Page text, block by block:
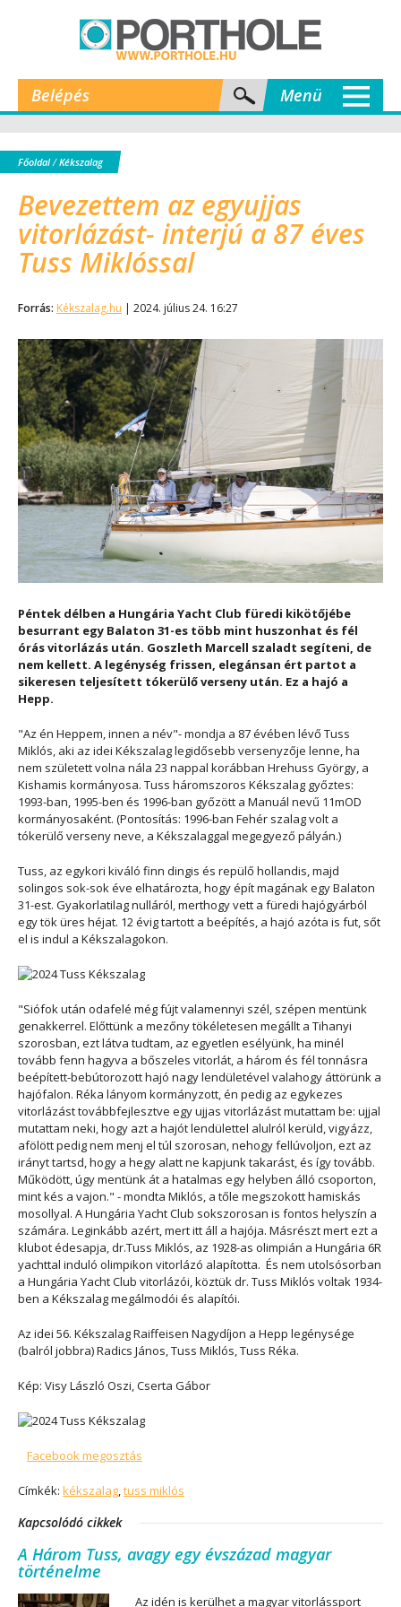
Belépés Menü
Főoldal/Kékszalag
Bevezettem az egyujjas
vitorlázást- interjú a 87 éves
Tuss Miklóssal
Forrás: Kékszalag.hu | 2024. július 24. 16:27
Péntek délben a Hungária Yacht Club füredi kikötőjébe
besurrant egy Balaton 31-es több mint huszonhat és fél
órás vitorlázás után. Goszleth Marcell szaladt segíteni, de
nem kellett. A legénység frissen, elegánsan ért partot a
sikeresen teljesített tókerülő verseny után. Ez a hajó a
Hepp.
"Az én Heppem, innen a név"- mondja a 87 évében lévő Tuss
Miklós, aki az idei Kékszalag legidősebb versenyzője lenne, ha
nem született volna nála 23 nappal korábban Hrehuss György, a
Kishamis kormányosa. Tuss háromszoros Kékszalag győztes:
1993-ban, 1995-ben és 1996-ban győzött a Manuál nevű 11mOD
kormányosaként. (Pontosítás: 1996-ban Fehér szalag volt a
tókerülő verseny neve, a Kékszalaggal megegyező pályán.)
Tuss, az egykori kiváló finn dingis és repülő hollandis, majd
solingos sok-sok éve elhatározta, hogy épít magának egy Balaton
31-est. Gyakorlatilag nulláról, merthogy vett a füredi hajógyárból
egy tök üres héjat. 12 évig tartott a beépítés, a hajó azóta is fut, sőt
el is indul a Kékszalagokon.
"Siófok után odafelé még fújt valamennyi szél, szépen mentünk
genakkerrel. Előttünk a mezőny tökéletesen megállt a Tihanyi
szorosban, ezt látva tudtam, az egyetlen esélyünk, ha minél
tovább fenn hagyva a bőszeles vitorlát, a három és fél tonnásra
beépített-bebútorozott hajó nagy lendületével valahogy áttörünk a
hajófalon. Réka lányom kormányzott, én pedig az egykezes
vitorlázást továbbfejlesztve egy ujjas vitorlázást mutattam be: ujjal
mutattam neki, hogy azt a hajót lendülettel alulról kerüld, vigyázz,
afölött pedig nem menj el túl szorosan, nehogy fellúvoljon, ezt az
irányt tartsd, hogy a hegy alatt ne kapjunk takarást, és így tovább.
Működött, úgy mentünk át a hatalmas egy helyben álló csoporton,
mint kés a vajon." - mondta Miklós, a tőle megszokott hamiskás
mosollyal. A Hungária Yacht Club sokszorosan is fontos helyszín a
számára. Leginkább azért, mert itt áll a hajója. Másrészt mert ezt a
klubot édesapja, dr.Tuss Miklós, az 1928-as olimpián a Hungária 6R
yachttal induló olimpikon vitorlázó alapította. És nem utolsósorban
a Hungária Yacht Club vitorlázói, köztük dr. Tuss Miklós voltak 1934-
ben a Kékszalag megálmodói és alapítói.
Az idei 56. Kékszalag Raiffeisen Nagydíjon a Hepp legénysége
(balról jobbra) Radics János, Tuss Miklós, Tuss Réka.
Kép: Visy László Oszi, Cserta Gábor
Facebook megosztás
Címkék: kékszalag,tuss miklós
Kapcsolódó cikkek
A Három Tuss, avagy egy évszázad magyar
történelme
Az idén is kerülhet a magyar vitorlássport